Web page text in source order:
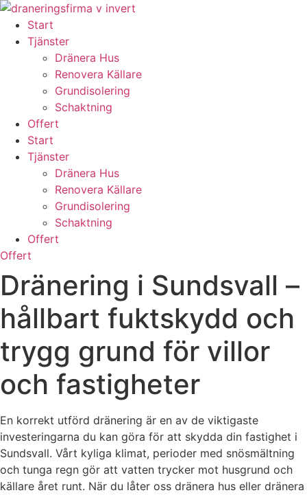
Skip
content
Start
Tjänster
Dränera Hus
Renovera Källare
Grundisolering
Schaktning
Offert
Start
Tjänster
Dränera Hus
Renovera Källare
Grundisolering
Schaktning
Offert
Offert
Dränering i Sundsvall –
hållbart fuktskydd och
trygg grund för villor
och fastigheter
En korrekt utförd dränering är en av de viktigaste
investeringarna du kan göra för att skydda din fastighet i
Sundsvall. Vårt kyliga klimat, perioder med snösmältning
och tunga regn gör att vatten trycker mot husgrund och
källare året runt. När du låter oss dränera hus eller dränera